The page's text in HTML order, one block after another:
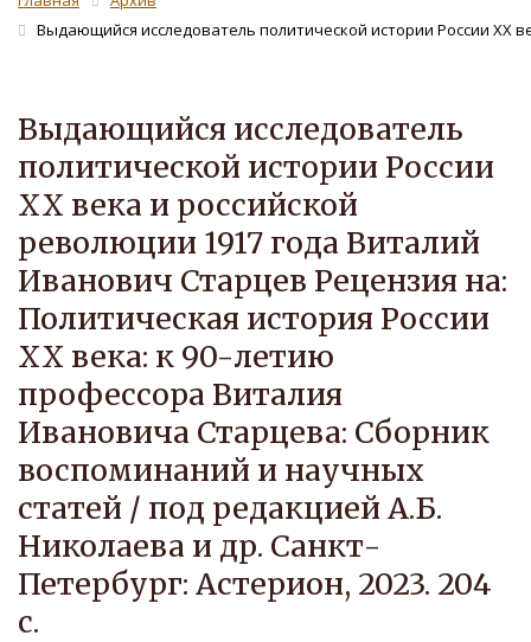
Выдающийся исследователь политической истории России XX
Выдающийся исследователь
политической истории России
XX века и российской
революции 1917 года Виталий
Иванович Старцев Рецензия на:
Политическая история России
XX века: к 90-летию
профессора Виталия
Ивановича Старцева: Сборник
воспоминаний и научных
статей / под редакцией А.Б.
Николаева и др. Санкт-
Петербург: Астерион, 2023. 204
с.